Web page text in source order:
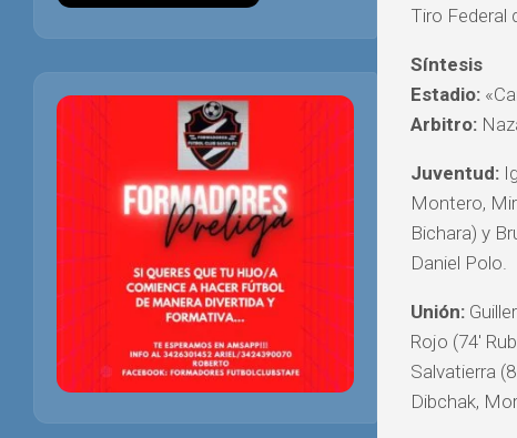
Tiro Federal
Síntesis
Estadio:
Arbitro:
Juventud:
Montero,
Bichara) y
Daniel Polo.
Unión:
Rojo (74′
Salvatierra
Dibchak,